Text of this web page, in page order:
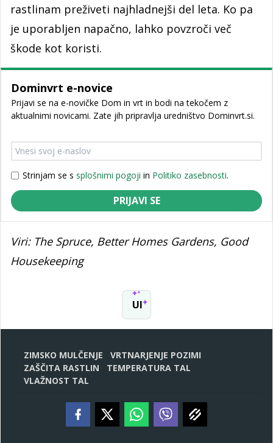
rastlinam preživeti najhladnejši del leta. Ko pa
je uporabljen napačno, lahko povzroči več
škode kot koristi.
Dominvrt e-novice
Prijavi se na e-novičke Dom in vrt in bodi na tekočem z
aktualnimi novicami. Zate jih pripravlja uredništvo Dominvrt.si.
Strinjam se s splošnimi pogoji in Politiko zasebnosti.
PRIJAVI SE
Viri: The Spruce, Better Homes Gardens, Good
Housekeeping
UI
ZIMSKO MULČENJE
VRTNARJENJE POZIMI
ZAŠČITA RASTLIN
TEMPERATURA TAL
VLAŽNOST TAL